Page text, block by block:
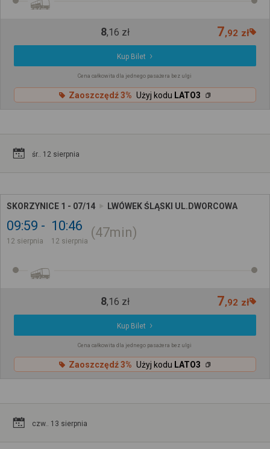
8,16 zł 7,92 zł
Kup Bilet
Cena całkowita dla jednego pasażera bez ulgi
Zaoszczędź 3% Użyj kodu LATO3
śr.. 12 sierpnia
SKORZYNICE 1 - 07/14 LWÓWEK ŚLĄSKI UL.DWORCOWA
09:59
12 sierpnia
10:46
12 sierpnia
47min
8,16 zł 7,92 zł
Kup Bilet
Cena całkowita dla jednego pasażera bez ulgi
Zaoszczędź 3% Użyj kodu LATO3
czw.. 13 sierpnia